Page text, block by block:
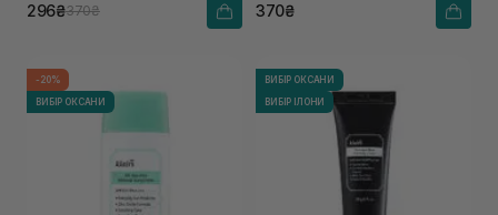
296₴370₴ 370₴
-20%
ВИБІР ОКСАНИ
ВИБІР ОКСАНИ
ВИБІР ІЛОНИ